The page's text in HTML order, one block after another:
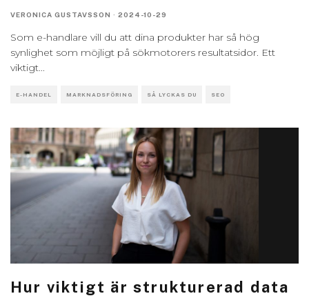
VERONICA GUSTAVSSON · 2024-10-29
Som e-handlare vill du att dina produkter har så hög
synlighet som möjligt på sökmotorers resultatsidor. Ett
viktigt...
E-HANDEL MARKNADSFÖRING SÅ LYCKAS DU SEO
Hur viktigt är strukturerad data